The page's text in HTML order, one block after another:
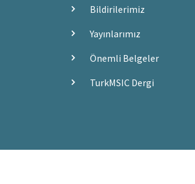
Bildirilerimiz
Yayınlarımız
Önemli Belgeler
TurkMSIC Dergi